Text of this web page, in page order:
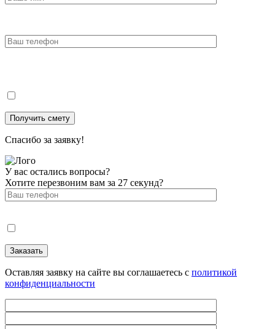
Спасибо за заявку!
У вас остались вопросы?
Хотите перезвоним вам за 27 секунд?
Оставляя заявку на сайте вы соглашаетесь с политикой
конфиденциальности